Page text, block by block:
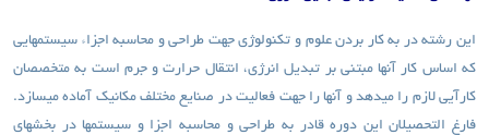
این رشته در به کار بردن علوم و تکنولوژی جهت طراحی و محاسبه اجزاء سیستم­هایی
که اساس کار آنها مبتنی بر تبدیل انرژی، انتقال حرارت و جرم است به متخصصان
کارآیی لازم را می­دهد و آنها را جهت فعالیت در صنایع مختلف مکانیک آماده می­سازد.
فارغ التحصیلان این دوره قادر به طراحی و محاسبه اجزا و سیستم­ها در بخش­های